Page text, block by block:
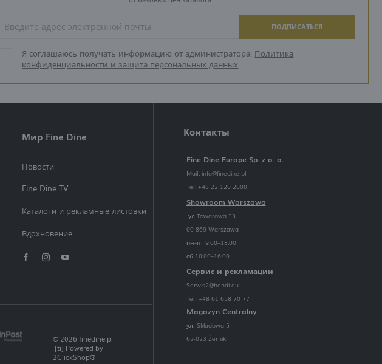
ПОДПИСАТЬСЯ
Я соглашаюсь получать информацию от администратора. Политика
конфиденциальности и защита персональных данных
Мир Fine Dine
Новости
Fine Dine TV
Каталоги и рекламные листовки
Вдохновение
Контакты
Fine Dine Europe Sp. z o. o.
Mail: info@finedine.pl
Tel: +48 22 120 2000
Showroom Warszawa
ул.Towarowa 33
00-869 Warszawa
пн–пт 9:00–18:00
сб 10:00–16:00
Сервис и рекламации
Serwis2@hendi.eu
Tel. +48 61 658 70 77
Magazyn Centralny
ул. Składowa 5
62-023 Żerniki
© 2026 finedine.pl
[ti] Powered by
2ClickShop®